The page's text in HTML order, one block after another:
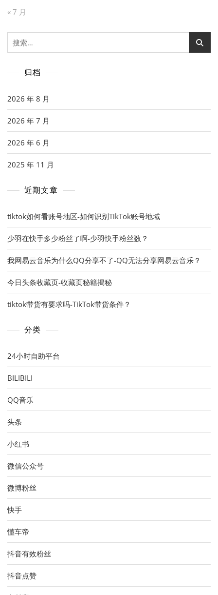
« 7 月
搜
索：
归档
2026 年 8 月
2026 年 7 月
2026 年 6 月
2025 年 11 月
近期文章
tiktok如何看账号地区-如何识别TikTok账号地域
少羽在快手多少粉丝了啊-少羽快手粉丝数？
我网易云音乐为什么QQ分享不了-QQ无法分享网易云音乐？
今日头条收藏页-收藏页秘籍揭秘
tiktok带货有要求吗-TikTok带货条件？
分类
24小时自助平台
BILIBILI
QQ音乐
头条
小红书
微信公众号
微博粉丝
快手
懂车帝
抖音有效粉丝
抖音点赞